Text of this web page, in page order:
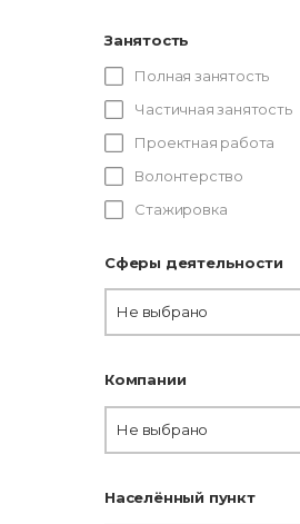
Занятость
Полная занятость
Частичная занятость
Проектная работа
Волонтерство
Стажировка
Сферы деятельности
Не выбрано
Компании
Не выбрано
Населённый пункт